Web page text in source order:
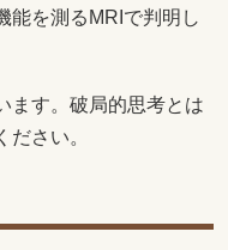
能を測るMRIで判明し
ます。破局的思考とは
さい。